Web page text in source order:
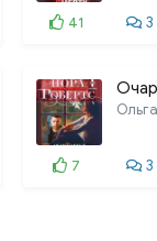
41 3
7 3